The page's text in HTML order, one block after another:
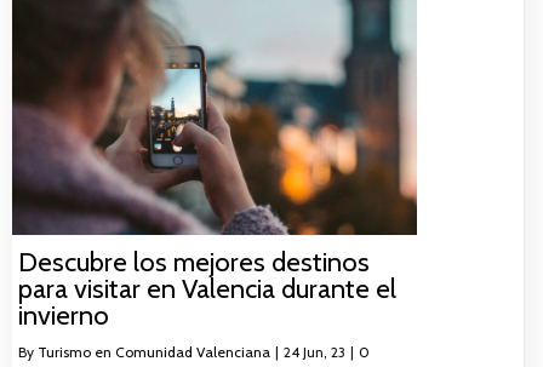
Descubre los mejores destinos
para visitar en Valencia durante el
invierno
By Turismo en Comunidad Valenciana | 24 Jun, 23 | 0